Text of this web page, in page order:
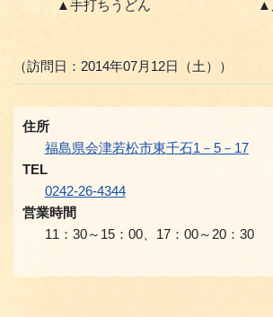
▲手打ちうどん ▲
（訪問日：2014年07月12日（土））
住所
福島県会津若松市東千石1－5－17
TEL
0242-26-4344
営業時間
11：30～15：00、17：00～20：30